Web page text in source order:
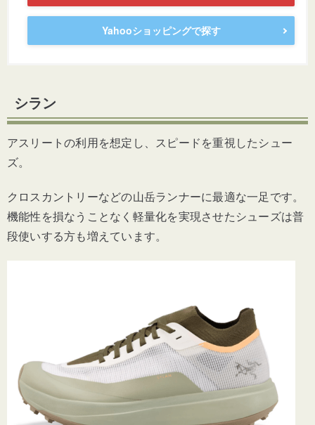
Yahooショッピングで探す
シラン
アスリートの利用を想定し、スピードを重視したシュー
ズ。
クロスカントリーなどの山岳ランナーに最適な一足です。
機能性を損なうことなく軽量化を実現させたシューズは普
段使いする方も増えています。